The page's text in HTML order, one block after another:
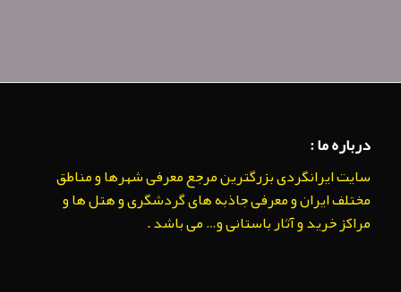
درباره ما :
سایت ایرانگردی بزرگترین مرجع معرفی شهرها و مناطق
مختلف ایران و معرفی جاذبه های گردشگری و هتل ها و
مراکز خرید و آثار باستانی و… می باشد .